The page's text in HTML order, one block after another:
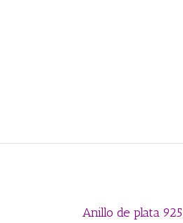
Anillo de plata